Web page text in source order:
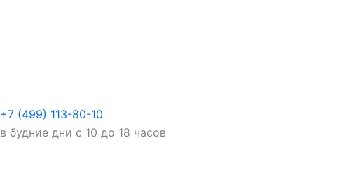
+7 (499) 113-80-10
в будние дни с 10 до 18 часов